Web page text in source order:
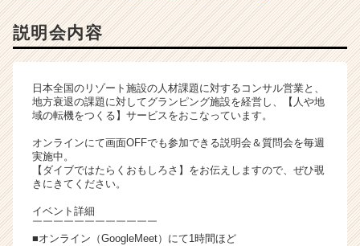
ト
が
届
く
活
ト
チ
説明会内容
日本全国のリゾート施設の人材課題に対するコンサル営業と、
地方衰退の課題に対してグランピング施設を経営し、【人や地
域の転機をつくる】サービスをおこなっています。
オンラインにて画面OFFでも参加できる説明会＆質問会を毎週
実施中。
【ダイブではたらくおもしろさ】をお伝えしますので、ぜひ覗
きにきてください。
イベント詳細
￣￣￣￣￣￣￣￣￣￣￣￣
■オンライン（GoogleMeet）にて1時間ほど